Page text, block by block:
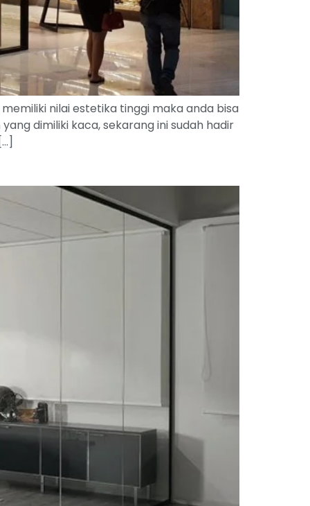
nilai estetika tinggi maka anda bisa
dimiliki kaca, sekarang ini sudah hadir